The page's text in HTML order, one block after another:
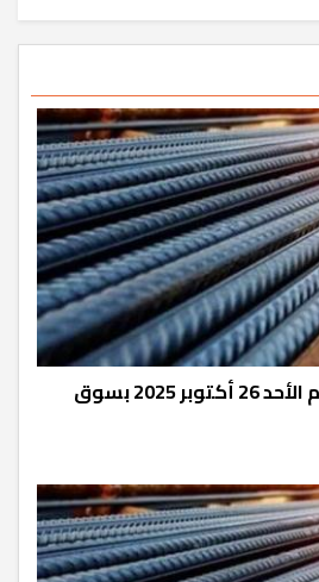
سعر طن الحديد اليوم الأحد 26 أكتوبر 2025 بسوق